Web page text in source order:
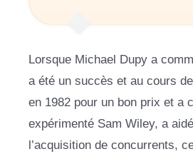
Lorsque Michael Dupy a
a été un succès et au cours
en 1982 pour un bon prix et a
expérimenté Sam Wiley, a
l’acquisition de concurrents,